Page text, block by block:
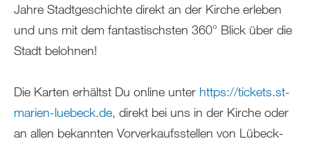
Jahre Stadtgeschichte direkt an der Kirche erleben
und uns mit dem fantastischsten 360° Blick über die
Stadt belohnen!
Die Karten erhältst Du online unter https://tickets.st-
marien-luebeck.de, direkt bei uns in der Kirche oder
an allen bekannten Vorverkaufsstellen von Lübeck-